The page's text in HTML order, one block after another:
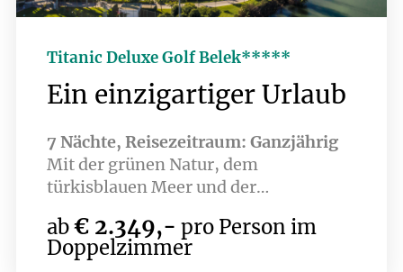
Titanic Deluxe Golf Belek*****
Ein einzigartiger Urlaub
7 Nächte, Reisezeitraum: Ganzjährig
Mit der grünen Natur, dem
türkisblauen Meer und der
dem Fluss Beşgöz, der für seine blauen
Krabben berühmt ist, ist es die
ab€ 2.349,- pro Person im
Doppelzimmer